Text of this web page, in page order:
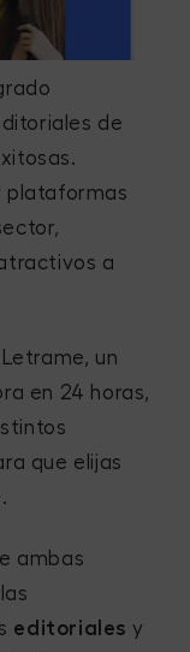
de
plataformas
a
un
en 24 horas,
que elijas
ambas
editoriales y